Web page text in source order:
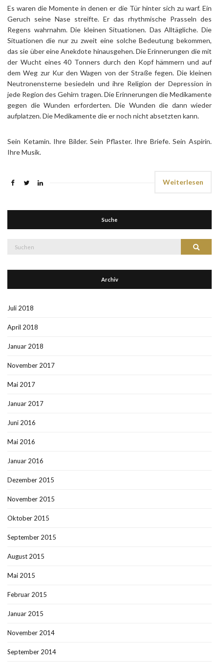
Es waren die Momente in denen er die Tür hinter sich zu warf. Ein
Geruch seine Nase streifte. Er das rhythmische Prasseln des
Regens wahrnahm. Die kleinen Situationen. Das Alltägliche. Die
Situationen die nur zu zweit eine solche Bedeutung bekommen,
das sie über eine Anekdote hinausgehen. Die Erinnerungen die mit
der Wucht eines 40 Tonners durch den Kopf hämmern und auf
dem Weg zur Kur den Wagen von der Straße fegen. Die kleinen
Neutronensterne besiedeln und ihre Religion der Depression in
jede Region des Gehirn tragen. Die Erinnerungen die Medikamente
gegen die Wunden erforderten. Die Wunden die dann wieder
aufplatzen. Die Medikamente die er noch nicht absetzten kann.
Sein Ketamin. Ihre Bilder. Sein Pflaster. Ihre Briefe. Sein Aspirin.
Ihre Musik.
Weiterlesen
Suche
Suche
Suchen
Archiv
Juli 2018
April 2018
Januar 2018
November 2017
Mai 2017
Januar 2017
Juni 2016
Mai 2016
Januar 2016
Dezember 2015
November 2015
Oktober 2015
September 2015
August 2015
Mai 2015
Februar 2015
Januar 2015
November 2014
September 2014